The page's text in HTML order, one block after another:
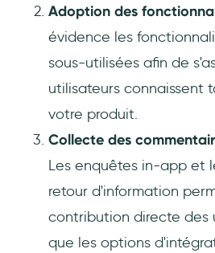
Adoption des
évidence les
sous-utilisées afin de
utilisateurs connaissent
votre produit.
Collecte des
Les enquêtes in-app et
retour d'information
contribution directe des
que les options